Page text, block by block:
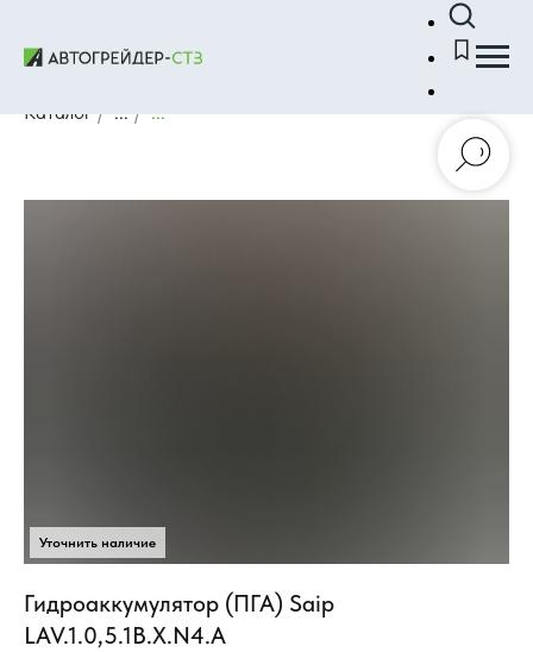
Каталог / ... / ...
Гидроаккумулятор (ПГА) Saip
LAV.1.0,5.1B.X.N4.A